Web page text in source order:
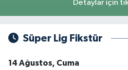
Detaylar için
Süper Lig Fikstür
14 Ağustos, Cuma